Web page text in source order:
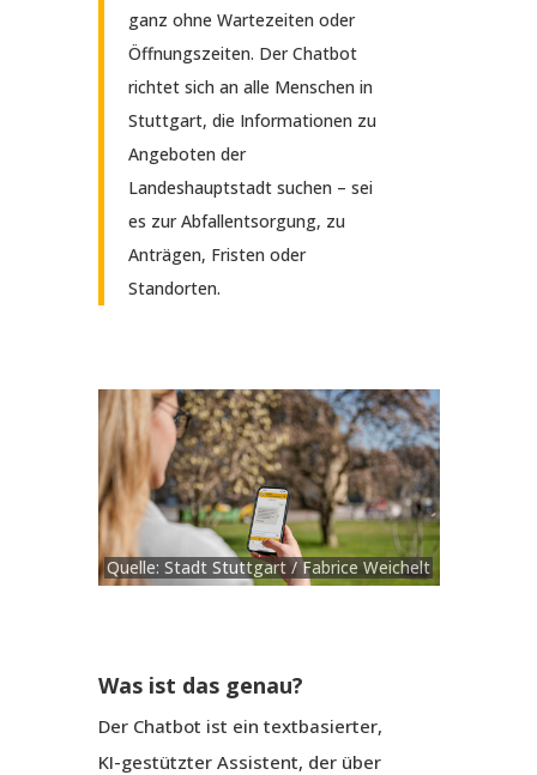
ganz ohne Wartezeiten oder
Öffnungszeiten. Der Chatbot
richtet sich an alle Menschen in
Stuttgart, die Informationen zu
Angeboten der
Landeshauptstadt suchen – sei
es zur Abfallentsorgung, zu
Anträgen, Fristen oder
Standorten.
Quelle: Stadt Stuttgart / Fabrice Weichelt
Was ist das genau?
Der Chatbot ist ein textbasierter,
KI-gestützter Assistent, der über